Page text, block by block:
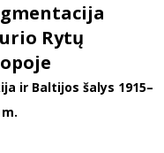
Rytų
ir Baltijos šalys 1915–